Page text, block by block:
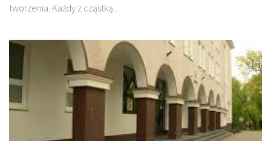
tworzenia. Każdy z cząstką...